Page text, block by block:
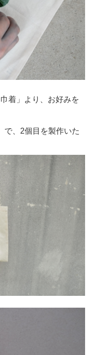
着」より、お好みを
、2個目を製作いた